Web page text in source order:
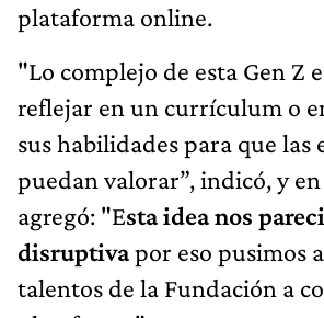
plataforma online.
"Lo complejo de esta Gen Z
reflejar en un currículum o
sus habilidades para que las
puedan valorar”, indicó, y
agregó: "Esta idea nos
disruptivapor eso pusimos
talentos de la Fundación a